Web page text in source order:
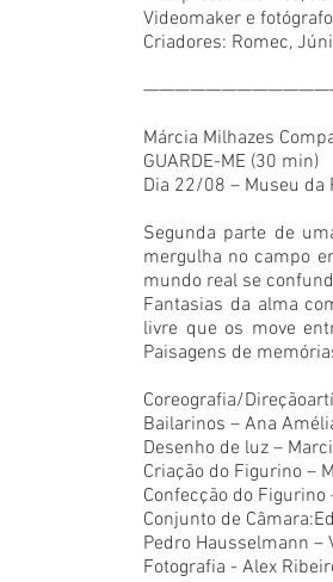
Videomaker e
Criadores: Romec,
Márcia Milhazes
GUARDE-ME (30 min)
Dia 22/08 – Museu da
Segunda parte de
mergulha no campo
mundo real se
Fantasias da alma
livre que os move
Paisagens de
Coreografia/
Bailarinos – Ana
Desenho de luz –
Criação do Figurino –
Confecção do Figurino
Conjunto de
Pedro Hausselmann –
Fotografia - Alex